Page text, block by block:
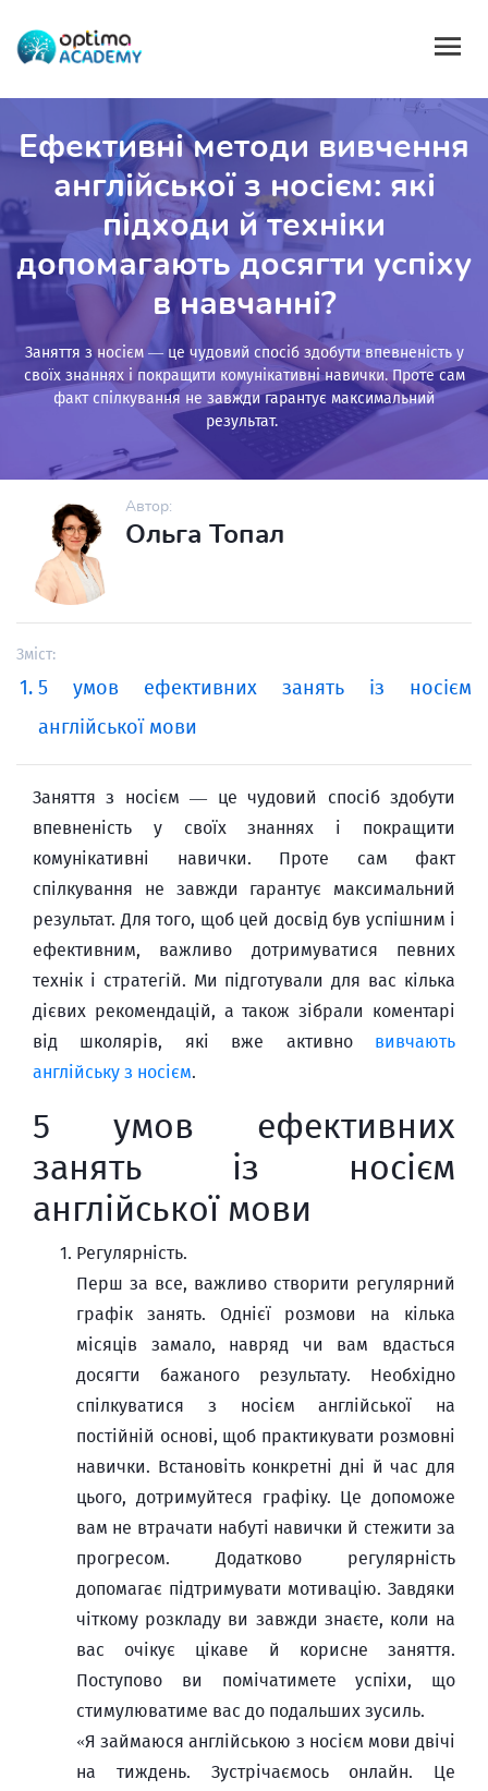
Ефективні методи вивчення
англійської з носієм: які
підходи й техніки
допомагають досягти успіху
в навчанні?
Заняття з носієм — це чудовий спосіб здобути впевненість у
своїх знаннях і покращити комунікативні навички. Проте сам
факт спілкування не завжди гарантує максимальний
результат.
Автор:
Ольга Топал
Зміст:
5 умов ефективних занять із носієм
англійської мови
Заняття з носієм — це чудовий спосіб здобути
впевненість у своїх знаннях і покращити
комунікативні навички. Проте сам факт
спілкування не завжди гарантує максимальний
результат. Для того, щоб цей досвід був успішним і
ефективним, важливо дотримуватися певних
технік і стратегій. Ми підготували для вас кілька
дієвих рекомендацій, а також зібрали коментарі
від школярів, які вже активно вивчають
англійську з носієм.
5 умов ефективних
занять із носієм
англійської мови
Регулярність.
Перш за все, важливо створити регулярний
графік занять. Однієї розмови на кілька
місяців замало, навряд чи вам вдасться
досягти бажаного результату. Необхідно
спілкуватися з носієм англійської на
постійній основі, щоб практикувати розмовні
навички. Встановіть конкретні дні й час для
цього, дотримуйтеся графіку. Це допоможе
вам не втрачати набуті навички й стежити за
прогресом. Додатково регулярність
допомагає підтримувати мотивацію. Завдяки
чіткому розкладу ви завжди знаєте, коли на
вас очікує цікаве й корисне заняття.
Поступово ви помічатимете успіхи, що
стимулюватиме вас до подальших зусиль.
«Я займаюся англійською з носієм мови двічі
на тиждень. Зустрічаємось онлайн. Це